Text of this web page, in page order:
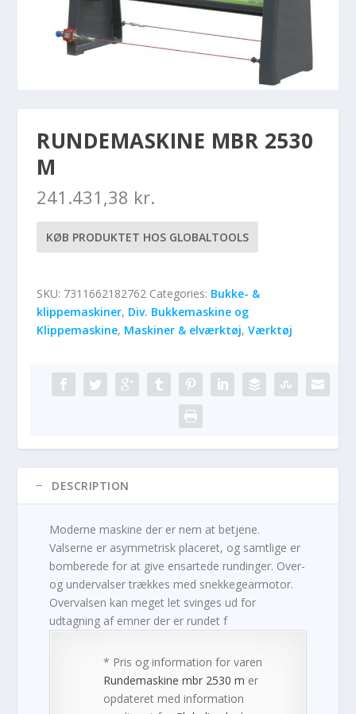
RUNDEMASKINE MBR 2530
M
241.431,38 kr.
KØB PRODUKTET HOS GLOBALTOOLS
SKU: 7311662182762 Categories: Bukke- &
klippemaskiner, Div. Bukkemaskine og
Klippemaskine, Maskiner & elværktøj,Værktøj
DESCRIPTION
Moderne maskine der er nem at betjene.
Valserne er asymmetrisk placeret, og samtlige er
bomberede for at give ensartede rundinger. Over-
og undervalser trækkes med snekkegearmotor.
Overvalsen kan meget let svinges ud for
udtagning af emner der er rundet f
* Pris og information for varen
Rundemaskine mbr 2530 m er
opdateret med information